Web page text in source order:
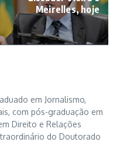
Meirelles, hoje
em Jornalismo,
com pós-graduação em
Direito e Relações
do Doutorado